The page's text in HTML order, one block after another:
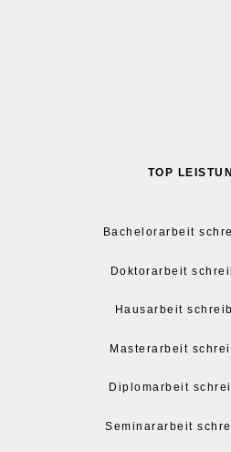
TOP
Bachelorarbeit
Doktorarbeit
Hausarbeit
Masterarbeit
Diplomarbeit
Seminararbeit